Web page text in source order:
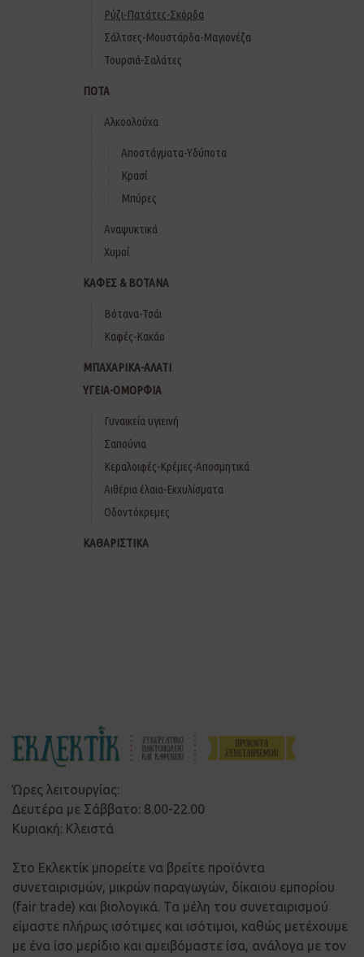
Ρύζι-Πατάτες-Σκόρδα
Σάλτσες-Μουστάρδα-Μαγιονέζα
Τουρσιά-Σαλάτες
ΠΟΤΑ
Αλκοολούχα
Αποστάγματα-Υδύποτα
Κρασί
Μπύρες
Αναψυκτικά
Χυμοί
ΚΑΦΕΣ & ΒΟΤΑΝΑ
Βότανα-Τσάι
Καφές-Κακάο
ΜΠΑΧΑΡΙΚΑ-ΑΛΑΤΙ
ΥΓΕΙΑ-ΟΜΟΡΦΙΑ
Γυναικεία υγιεινή
Σαπούνια
Κεραλοιφές-Κρέμες-Αποσμητικά
Αιθέρια έλαια-Εκχυλίσματα
Οδοντόκρεμες
ΚΑΘΑΡΙΣΤΙΚΑ
Ώρες λειτουργίας:
Δευτέρα με Σάββατο: 8.00-22.00
Κυριακή: Κλειστά
Στο Εκλεκτίκ μπορείτε να βρείτε προϊόντα
συνεταιρισμών, μικρών παραγωγών, δίκαιου εμπορίου
(fair trade) και βιολογικά. Τα μέλη του συνεταιρισμού
είμαστε πλήρως ισότιμες και ισότιμοι, καθώς μετέχουμε
με ένα ίσο μερίδιο και αμειβόμαστε ίσα, ανάλογα με τον